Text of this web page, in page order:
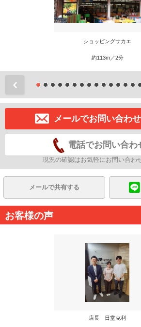
ショッピングサカエ
約113m／2分
メールでお問い合わ
電話でお問い合わ
現況の確認はお気軽にお問い合わ
メールで共有する
お客様の声
店長 日堂克利